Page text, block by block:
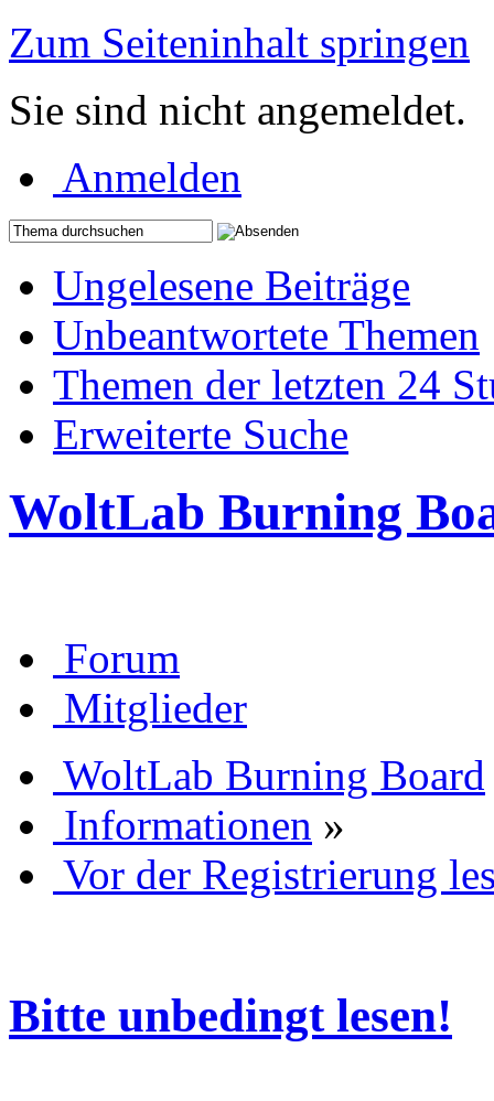
Zum Seiteninhalt springen
Sie sind nicht angemeldet.
Anmelden
Ungelesene Beiträge
Unbeantwortete Themen
Themen der letzten 24
Erweiterte Suche
WoltLab Burning
Forum
Mitglieder
WoltLab Burning Board
Informationen »
Vor der Registrierung
Bitte unbedingt lesen!